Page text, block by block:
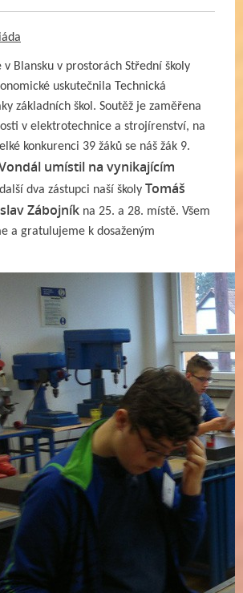
v Blansku v prostorách Střední školy
uskutečnila Technická
základních škol. Soutěž je zaměřena
v elektrotechnice a strojírenství, na
konkurenci 39 žáků se náš žák 9.
umístil na vynikajícím
dva zástupci naší školy Tomáš
Zábojník na 25. a 28. místě. Všem
a gratulujeme k dosaženým